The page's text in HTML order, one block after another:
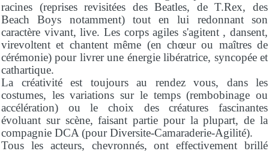
racines (reprises revisitées des Beatles, de T.Rex, des
Beach Boys notamment) tout en lui redonnant son
caractère vivant, live. Les corps agiles s'agitent , dansent,
virevoltent et chantent même (en chœur ou maîtres de
cérémonie) pour livrer une énergie libératrice, syncopée et
cathartique.
La créativité est toujours au rendez vous, dans les
costumes, les variations sur le temps (rembobinage ou
accélération) ou le choix des créatures fascinantes
évoluant sur scène, faisant partie pour la plupart, de la
compagnie DCA (pour Diversite-Camaraderie-Agilité).
Tous les acteurs, chevronnés, ont effectivement brillé